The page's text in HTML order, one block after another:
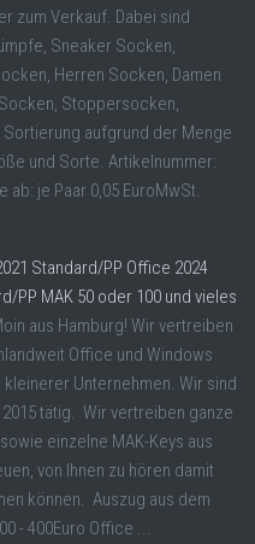
zum Verkauf. Dabei sind
Sneaker Socken,
Herren Socken, Damen
Stoppersocken,
aufgrund der Menge
und Sorte. Artikelnummer:
ab: je Paar 0,05 EuroMwSt.
Standard/PP Office 2024
PP MAK 50 oder 100 und vieles
aus Hamburg! Wir vertreiben
Office und Windows
kleinerer Unternehmen. Wir sind
tätig. Wir vertreiben ganze
einzelne MAK-Keys aus
von Ihnen zu hören damit
können. Auszug aus dem
- 400Euro Office ...